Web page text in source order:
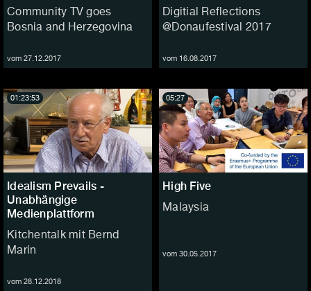
Community TV goes
Bosnia and Herzegovina
vom 27.12.2017
Digitial Reflections
@Donaufestival 2017
vom 16.08.2017
Idealism Prevails -
Unabhängige
Medienplattform
Kitchentalk mit Bernd
Marin
vom 28.12.2018
01:23:53
High Five
Malaysia
vom 30.05.2017
05:27